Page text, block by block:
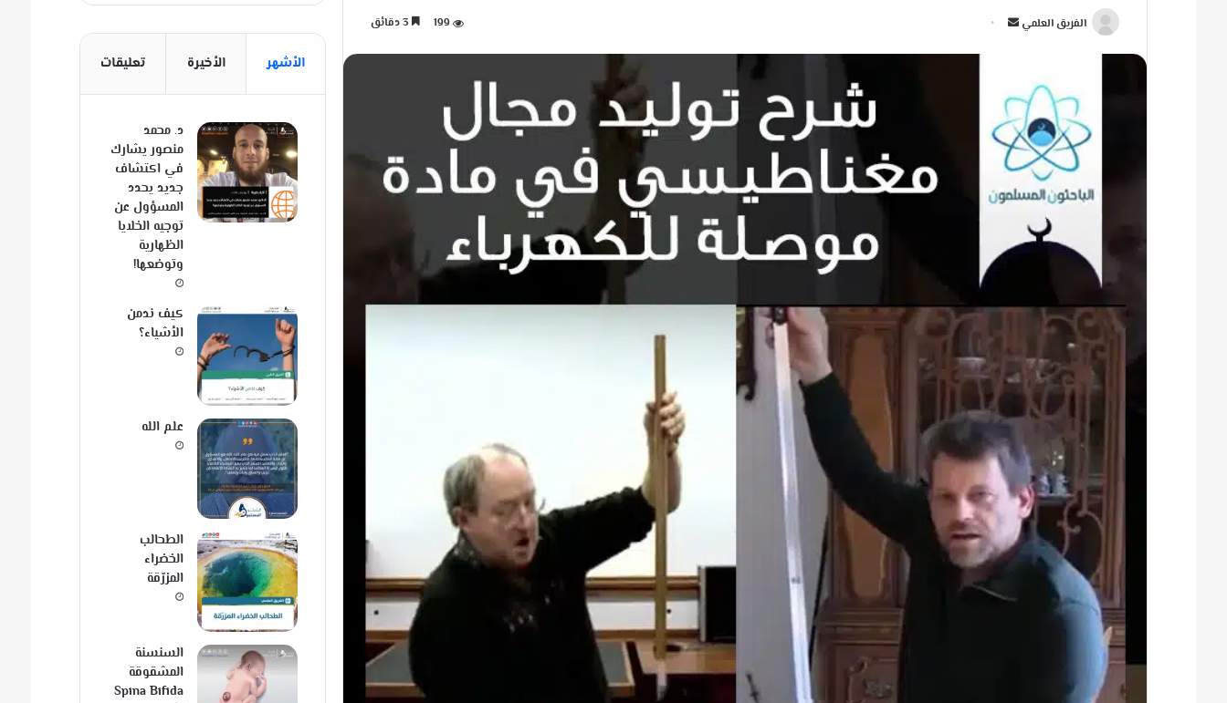
الفريق العلمي
أ
ب
ي
د
ا
ك
ر
ن
ي
199 3 دقائق
الأشهر الأخيرة تعليقات
د. محمد
منصور يشارك
في اكتشاف
جديد يحدد
المسؤول عن
توجيه الخلايا
الظهارية
وتوضعها!
كيف ندمن
الأشياء؟
علم الله
الطحالب
الخضراء
المزرّقة
السنسنة
المشقوقة
Spina Bifida